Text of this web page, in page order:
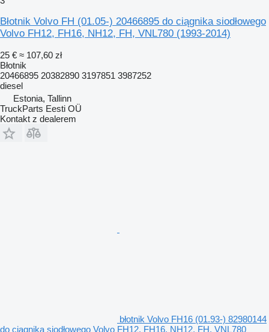
Błotnik Volvo FH (01.05-) 20466895 do ciągnika siodłowego
Volvo FH12, FH16, NH12, FH, VNL780 (1993-2014)
25 € ≈ 107,60 zł
Błotnik
20466895 20382890 3197851 3987252
diesel
Estonia, Tallinn
TruckParts Eesti OÜ
Kontakt z dealerem
błotnik Volvo FH16 (01.93-) 82980144
do ciągnika siodłowego Volvo FH12, FH16, NH12, FH, VNL780